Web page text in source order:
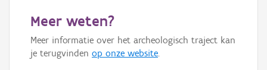
Meer weten?
Meer informatie over het archeologisch traject kan
je terugvinden op onze website.